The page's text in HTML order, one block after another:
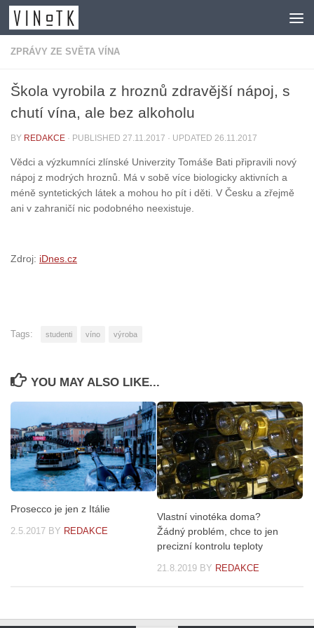
Skip to content
ZPRÁVY ZE SVĚTA VÍNA
Škola vyrobila z hroznů zdravější nápoj, s
chutí vína, ale bez alkoholu
BY REDAKCE · PUBLISHED 27.11.2017 · UPDATED 26.11.2017
Vědci a výzkumníci zlínské Univerzity Tomáše Bati připravili nový
nápoj z modrých hroznů. Má v sobě více biologicky aktivních a
méně syntetických látek a mohou ho pít i děti. V Česku a zřejmě
ani v zahraničí nic podobného neexistuje.
Zdroj: iDnes.cz
Tags: studenti víno výroba
YOU MAY ALSO LIKE...
Prosecco je jen z Itálie
2.5.2017 BY REDAKCE
Vlastní vinotéka doma?
Žádný problém, chce to jen
precizní kontrolu teploty
21.8.2019 BY REDAKCE